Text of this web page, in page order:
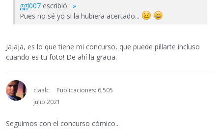
ggl007 escribió : »
Pues no sé yo si la hubiera acertado...
Jajaja, es lo que tiene mi concurso, que puede pillarte incluso
cuando es tu foto! De ahí la gracia.
claalc
Publicaciones: 6,505
julio 2021
Seguimos con el concurso cómico...